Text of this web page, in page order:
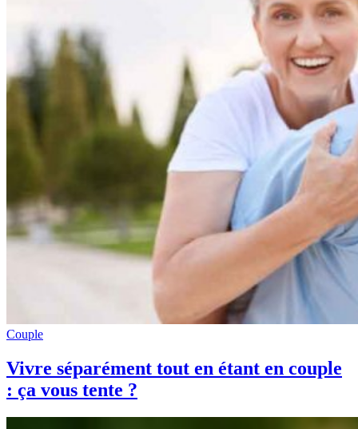
Couple
Vivre séparément tout en étant en couple
: ça vous tente ?